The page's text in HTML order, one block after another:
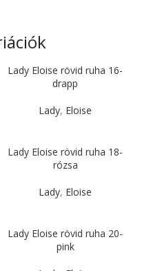
Lady Eloise rövid ruha 16-
drapp
Lady, Eloise
Lady Eloise rövid ruha 18-
rózsa
Lady, Eloise
Lady Eloise rövid ruha 20-
pink